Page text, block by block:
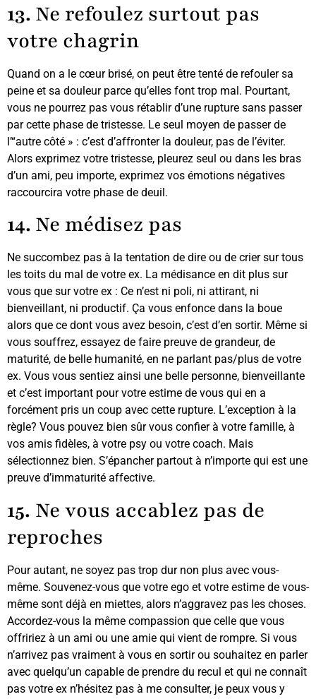
13. Ne refoulez surtout pas
votre chagrin
Quand on a le cœur brisé, on peut être tenté de refouler sa
peine et sa douleur parce qu’elles font trop mal. Pourtant,
vous ne pourrez pas vous rétablir d’une rupture sans passer
par cette phase de tristesse. Le seul moyen de passer de
l’“autre côté » : c’est d’affronter la douleur, pas de l’éviter.
Alors exprimez votre tristesse, pleurez seul ou dans les bras
d’un ami, peu importe, exprimez vos émotions négatives
raccourcira votre phase de deuil.
14. Ne médisez pas
Ne succombez pas à la tentation de dire ou de crier sur tous
les toits du mal de votre ex. La médisance en dit plus sur
vous que sur votre ex : Ce n’est ni poli, ni attirant, ni
bienveillant, ni productif. Ça vous enfonce dans la boue
alors que ce dont vous avez besoin, c’est d’en sortir. Même si
vous souffrez, essayez de faire preuve de grandeur, de
maturité, de belle humanité, en ne parlant pas/plus de votre
ex. Vous vous sentiez ainsi une belle personne, bienveillante
et c’est important pour votre estime de vous qui en a
forcément pris un coup avec cette rupture. L’exception à la
règle? Vous pouvez bien sûr vous confier à votre famille, à
vos amis fidèles, à votre psy ou votre coach. Mais
sélectionnez bien. S’épancher partout à n’importe qui est une
preuve d’immaturité affective.
15. Ne vous accablez pas de
reproches
Pour autant, ne soyez pas trop dur non plus avec vous-
même. Souvenez-vous que votre ego et votre estime de vous-
même sont déjà en miettes, alors n’aggravez pas les choses.
Accordez-vous la même compassion que celle que vous
offririez à un ami ou une amie qui vient de rompre. Si vous
n’arrivez pas vraiment à vous en sortir ou souhaitez en parler
avec quelqu’un capable de prendre du recul et qui ne connaît
pas votre ex n’hésitez pas à me consulter, je peux vous y